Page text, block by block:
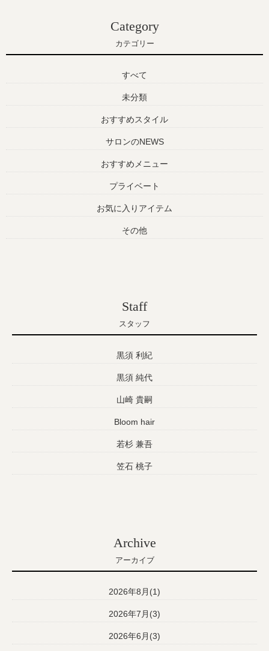
Category
カテゴリー
すべて
未分類
おすすめスタイル
サロンのNEWS
おすすめメニュー
プライベート
お気に入りアイテム
その他
Staff
スタッフ
黒須 利紀
黒須 純代
山崎 貴嗣
Bloom hair
若杉 兼吾
笠石 桃子
Archive
アーカイブ
2026年8月(1)
2026年7月(3)
2026年6月(3)